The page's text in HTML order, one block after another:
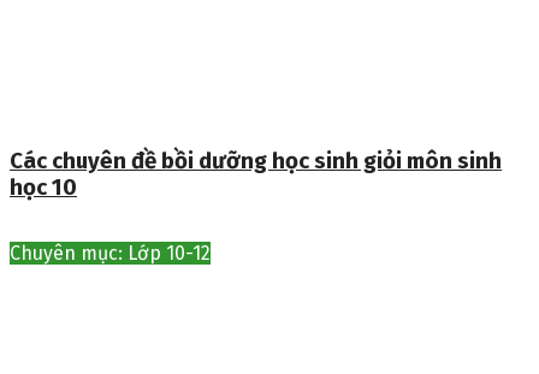
Các chuyên đề bồi dưỡng học sinh giỏi môn sinh
học 10
Chuyên mục: Lớp 10-12